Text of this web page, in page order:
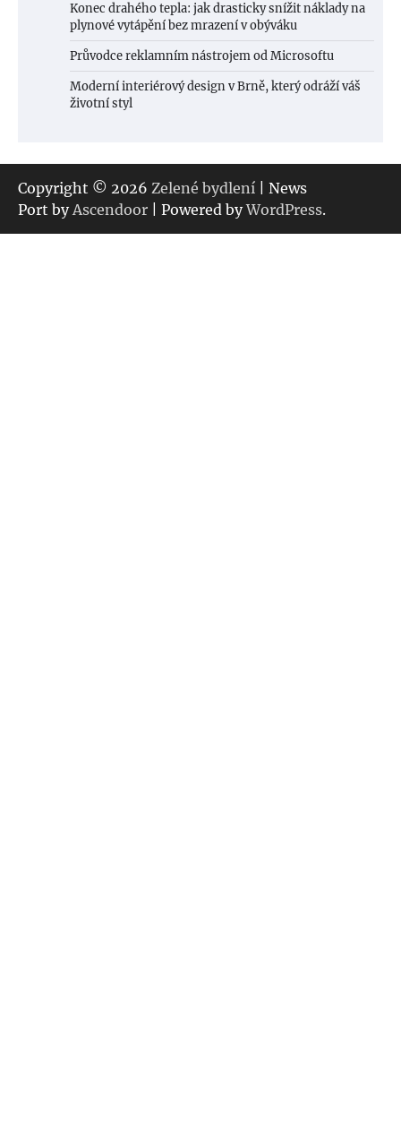
Konec drahého tepla: jak drasticky snížit náklady na
plynové vytápění bez mrazení v obýváku
Průvodce reklamním nástrojem od Microsoftu
Moderní interiérový design v Brně, který odráží váš
životní styl
Copyright © 2026 Zelené bydlení | News
Port byAscendoor | Powered byWordPress.